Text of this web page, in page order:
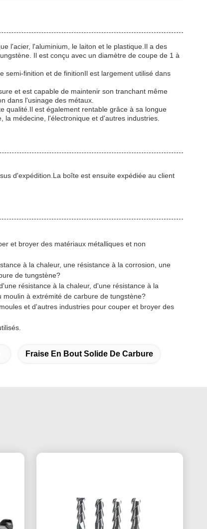
l'acier, l'aluminium, le laiton et le plastique.Il a des
Il est conçu avec un diamètre de coupe de 1 à
semi-finition et de finitionIl est largement utilisé dans
et est capable de maintenir son tranchant même
dans l'usinage des métaux.
qualité.Il est également rentable grâce à sa longue
médecine, l'électronique et d'autres industries.
d'expédition.La boîte est ensuite expédiée au client
et broyer des matériaux métalliques et non
à la chaleur, une résistance à la corrosion, une
de tungstène?
résistance à la chaleur, d'une résistance à la
à extrémité de carbure de tungstène?
et d'autres industries pour couper et broyer des
Fraise En Bout Solide De Carbure